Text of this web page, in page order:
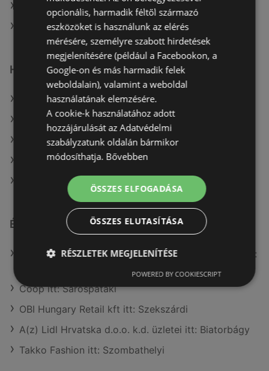
A(z) Merkury Market aktuális akciós újságjai
A(z) Reál üzletei itt: Sopron-Fertődi
Hasonló kiskereskedők
A(z) Penny-Market Kft. ajánlatai
A(z) Fressnapf-Hungária Kft. ajánlatai
A(z) Coop ajánlatai
A(z) Ecofamily ajánlatai
A(z) FullDiszkont ajánlatai
Érdeklődésre számot tartó elemek itt:
A(z) KiK TEXTIL ÉS NON-FOOD KFT. (HU) üzletei itt:
Coop itt: Sárospataki
OBI Hungary Retail kft itt: Szekszárdi
A(z) Lidl Hrvatska d.o.o. k.d. üzletei itt: Biatorbágy
Takko Fashion itt: Szombathelyi
opcionális, harmadik féltől származó
eszközöket is használunk az elérés
mérésére, személyre szabott hirdetések
megjelenítésére (például a Facebookon, a
Google-on és más harmadik felek
weboldalain), valamint a weboldal
használatának elemzésére.
A cookie-k használatához adott
hozzájárulását az Adatvédelmi
szabályzatunk oldalán bármikor
módosíthatja. Bővebben
ÖSSZES ELFOGADÁSA
ÖSSZES ELUTASÍTÁSA
RÉSZLETEK MEGJELENÍTÉSE
POWERED BY COOKIESCRIPT